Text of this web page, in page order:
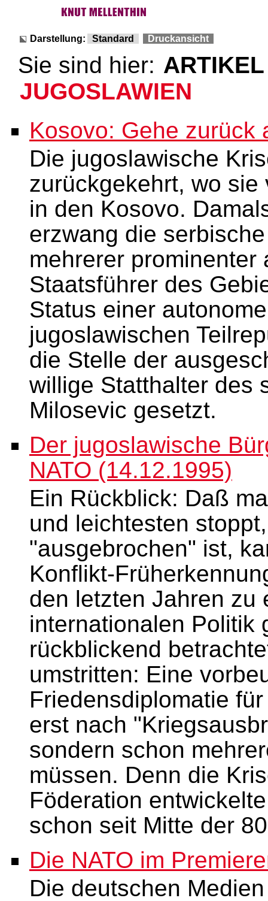
Darstellung: Standard Druckansicht
Sie sind hier: ARTIKEL
JUGOSLAWIEN
Kosovo: Gehe zurück
Die jugoslawische
zurückgekehrt, wo
in den Kosovo.
erzwang die
mehrerer
Staatsführer des
Status einer
jugoslawischen
die Stelle der
willige Statthalter des
Milosevic gesetzt.
Der jugoslawische
NATO (14.12.1995)
Ein Rückblick: Daß
und leichtesten
"ausgebrochen" ist,
Konflikt-
den letzten Jahren zu
internationalen Politik
rückblickend
umstritten: Eine
Friedensdiplomatie
erst nach
sondern schon
müssen. Denn die
Föderation
schon seit Mitte der
Die NATO im
Die deutschen